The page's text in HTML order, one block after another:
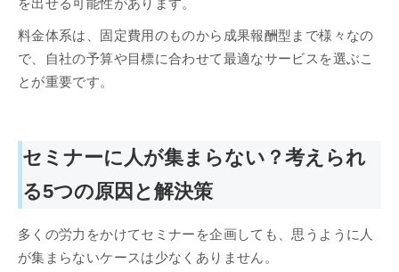
を出せる可能性があります。
料金体系は、固定費用のものから成果報酬型まで様々なの
で、自社の予算や目標に合わせて最適なサービスを選ぶこ
とが重要です。
セミナーに人が集まらない？考えられ
る5つの原因と解決策
多くの労力をかけてセミナーを企画しても、思うように人
が集まらないケースは少なくありません。